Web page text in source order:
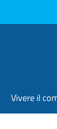
Vivere il